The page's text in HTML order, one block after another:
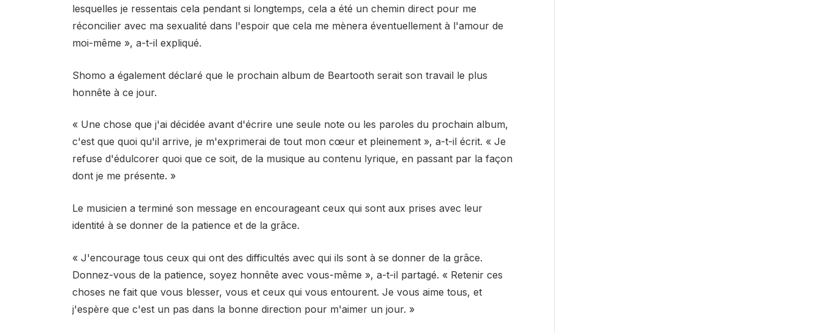
lesquelles je ressentais cela pendant si longtemps, cela a été un chemin direct pour me
réconcilier avec ma sexualité dans l'espoir que cela me mènera éventuellement à l'amour de
moi-même », a-t-il expliqué.
Shomo a également déclaré que le prochain album de Beartooth serait son travail le plus
honnête à ce jour.
« Une chose que j'ai décidée avant d'écrire une seule note ou les paroles du prochain album,
c'est que quoi qu'il arrive, je m'exprimerai de tout mon cœur et pleinement », a-t-il écrit. « Je
refuse d'édulcorer quoi que ce soit, de la musique au contenu lyrique, en passant par la façon
dont je me présente. »
Le musicien a terminé son message en encourageant ceux qui sont aux prises avec leur
identité à se donner de la patience et de la grâce.
« J'encourage tous ceux qui ont des difficultés avec qui ils sont à se donner de la grâce.
Donnez-vous de la patience, soyez honnête avec vous-même », a-t-il partagé. « Retenir ces
choses ne fait que vous blesser, vous et ceux qui vous entourent. Je vous aime tous, et
j'espère que c'est un pas dans la bonne direction pour m'aimer un jour. »